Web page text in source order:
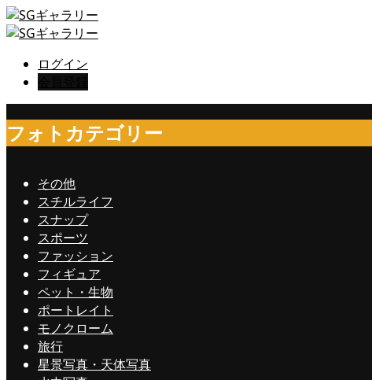
ログイン
フォトカテゴリー
その他
スチルライフ
スナップ
スポーツ
ファッション
フィギュア
ペット・生物
ポートレイト
モノクローム
旅行
星景写真・天体写真